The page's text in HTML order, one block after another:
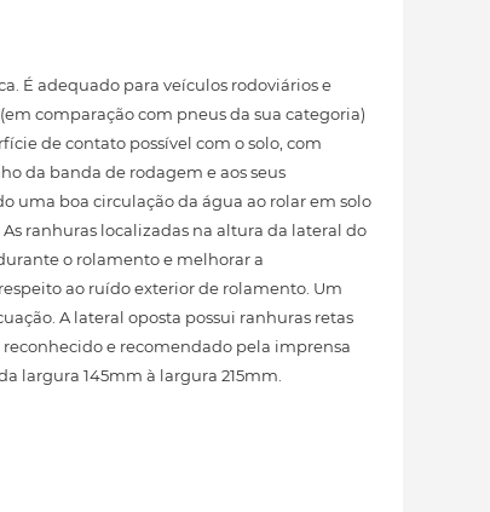
É adequado para veículos rodoviários e
comparação com pneus da sua categoria)
de contato possível com o solo, com
da banda de rodagem e aos seus
uma boa circulação da água ao rolar em solo
ranhuras localizadas na altura da lateral do
o rolamento e melhorar a
ao ruído exterior de rolamento. Um
A lateral oposta possui ranhuras retas
reconhecido e recomendado pela imprensa
largura 145mm à largura 215mm.